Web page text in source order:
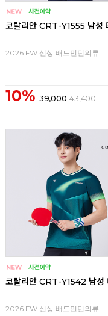
코랄리안 CRT-Y1555 남성
2026 FW 신상 배드민턴의류
10% 39,000 43,400
코랄리안 CRT-Y1542 남성
2026 FW 신상 배드민턴의류